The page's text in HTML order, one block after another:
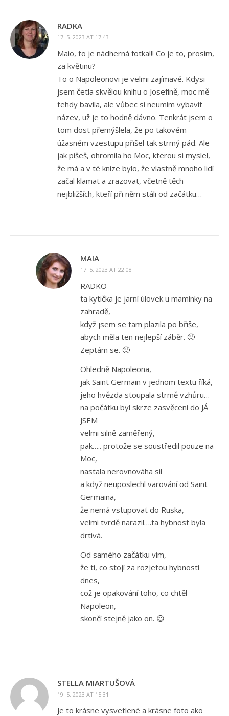
RADKA
17. 5. 2023 AT 17:43
Maio, to je nádherná fotka!!! Co je to, prosím,
za květinu?
To o Napoleonovi je velmi zajímavé. Kdysi
jsem četla skvělou knihu o Josefíně, moc mě
tehdy bavila, ale vůbec si neumím vybavit
název, už je to hodně dávno. Tenkrát jsem o
tom dost přemýšlela, že po takovém
úžasném vzestupu přišel tak strmý pád. Ale
jak píšeš, ohromila ho Moc, kterou si myslel,
že má a v té knize bylo, že vlastně mnoho lidí
začal klamat a zrazovat, včetně těch
nejbližších, kteří při něm stáli od začátku…
MAIA
17. 5. 2023 AT 22:08
RADKO
ta kytička je jarní úlovek u maminky na
zahradě,
když jsem se tam plazila po břiše,
abych měla ten nejlepší záběr. 🙂
Zeptám se. 🙂
Ohledně Napoleona,
jak Saint Germain v jednom textu říká,
jeho hvězda stoupala strmě vzhůru…
na počátku byl skrze zasvěcení do JÁ
JSEM
velmi silně zaměřený,
pak….. protože se soustředil pouze na
Moc,
nastala nerovnováha sil
a když neuposlechl varování od Saint
Germaina,
že nemá vstupovat do Ruska,
velmi tvrdě narazil….ta hybnost byla
drtivá.
Od samého začátku vím,
že ti, co stojí za rozjetou hybností
dnes,
což je opakování toho, co chtěl
Napoleon,
skončí stejně jako on. 😉
STELLA MIARTUŠOVÁ
19. 5. 2023 AT 15:31
Je to krásne vysvetlené a krásne foto ako